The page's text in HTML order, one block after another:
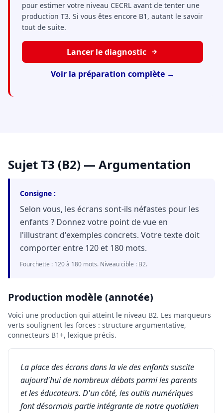
pour estimer votre niveau CECRL avant de tenter une
production T3. Si vous êtes encore B1, autant le savoir
tout de suite.
Lancer le diagnostic
Voir la préparation complète →
Sujet T3 (B2) — Argumentation
Consigne :
Selon vous, les écrans sont-ils néfastes pour les
enfants ? Donnez votre point de vue en
l'illustrant d'exemples concrets. Votre texte doit
comporter entre 120 et 180 mots.
Fourchette : 120 à 180 mots. Niveau cible : B2.
Production modèle (annotée)
Voici une production qui atteint le niveau B2. Les marqueurs
verts soulignent les forces : structure argumentative,
connecteurs B1+, lexique précis.
La place des écrans dans la vie des enfants suscite
aujourd'hui de nombreux débats parmi les parents
et les éducateurs. D'un côté, les outils numériques
font désormais partie intégrante de notre quotidien